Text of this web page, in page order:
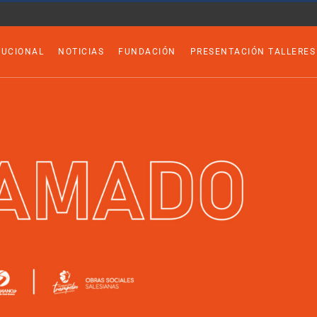
NOTICIAS FUNDACIÓN PRESENTACIÓN TALLERES